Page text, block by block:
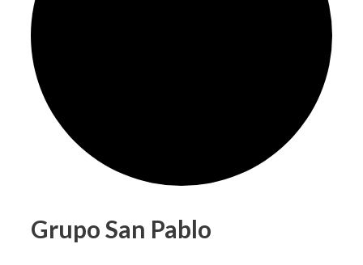
Grupo San Pablo